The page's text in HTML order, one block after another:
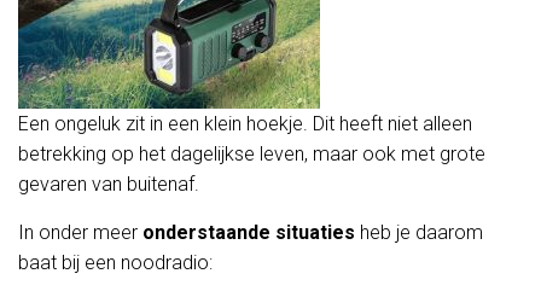
Een ongeluk zit in een klein hoekje. Dit heeft niet alleen
betrekking op het dagelijkse leven, maar ook met grote
gevaren van buitenaf.
In onder meer onderstaande situaties heb je daarom
baat bij een noodradio: